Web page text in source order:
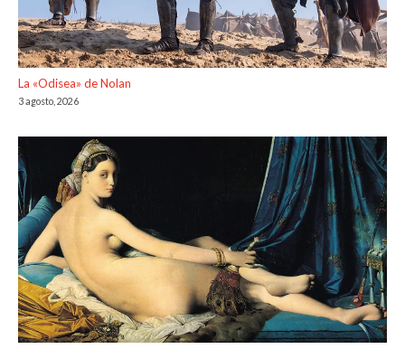
La «Odisea» de Nolan
3 agosto, 2026